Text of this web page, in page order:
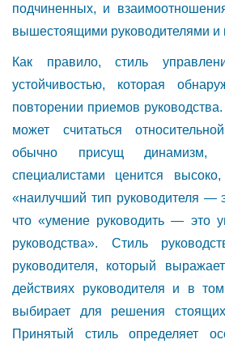
подчиненных, и
вышестоящими руководителями и
Как правило, стиль
устойчивостью, которая
повторении приемов
может считаться
обычно присущ динамизм,
специалистами ценится
«наилучший тип руководителя —
что «умение руководить — это
руководства». Стиль
руководителя, который
действиях руководителя и в
выбирает для решения
Принятый стиль определяет